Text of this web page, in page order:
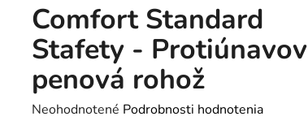
Comfort Standard
Stafety -
penová rohož
Priemerné
Neohodnotené Podrobnosti hodnotenia